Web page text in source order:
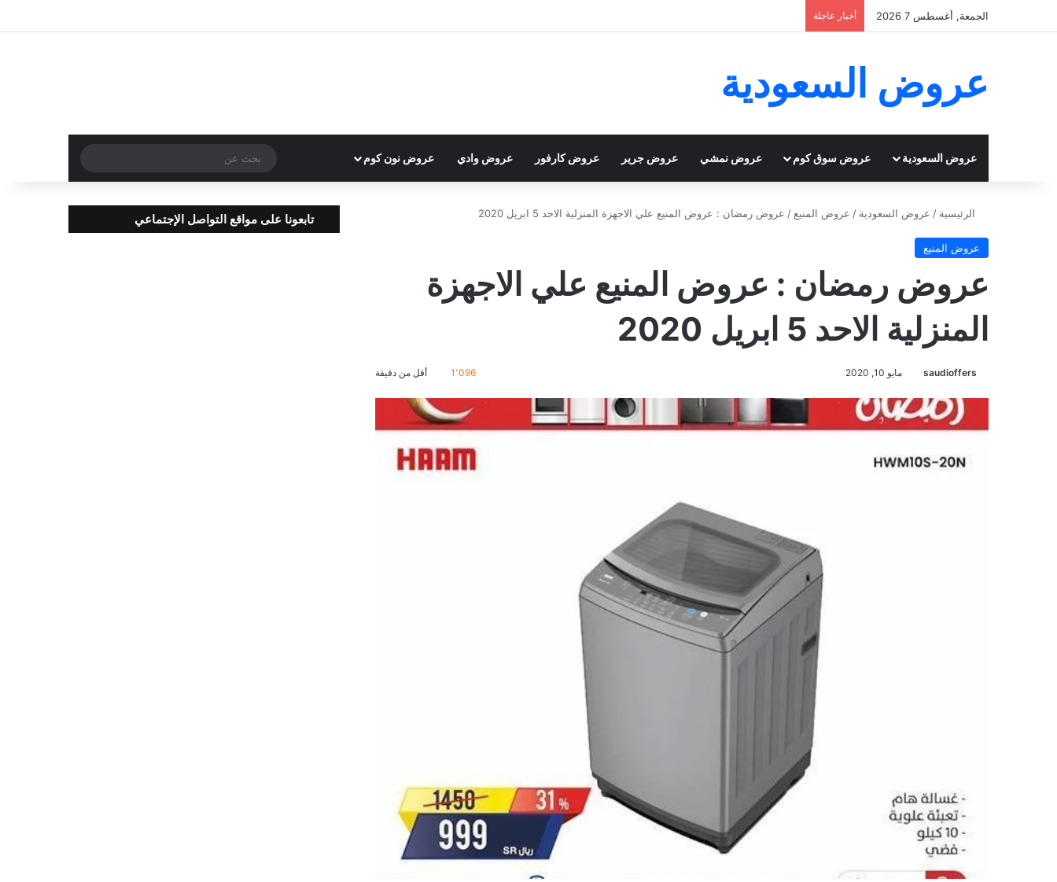
الجمعة, أغسطس 7 2026 أخبار عاجلة
عروض السعودية
عروض السعودية عروض سوق كوم عروض نمشي عروض جرير عروض كارفور عروض وادي عروض نون كوم
عن
الرئيسية / عروض السعودية / عروض المنيع / عروض رمضان : عروض المنيع علي الاجهزة المنزلية الاحد 5 ابريل 2020
عروض المنيع
عروض رمضان : عروض المنيع علي الاجهزة
المنزلية الاحد 5 ابريل 2020
saudioffers مايو 10, 2020 1٬096 أقل من دقيقة
تابعونا على مواقع التواصل الإجتماعي